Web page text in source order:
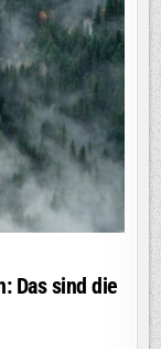
Das sind die